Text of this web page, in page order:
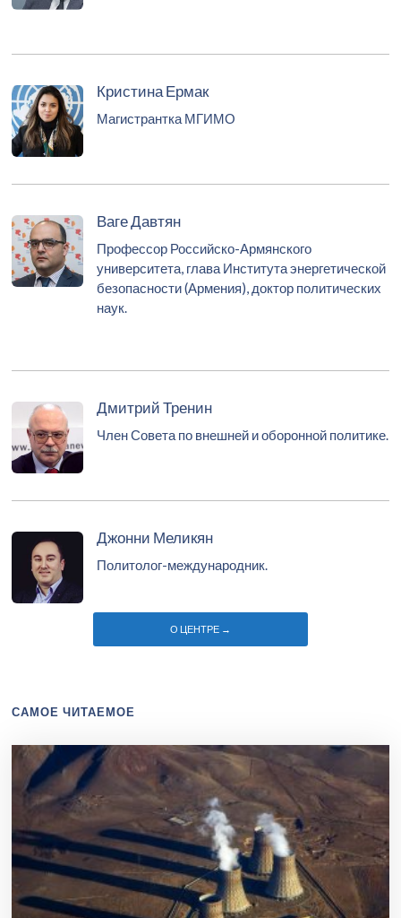
Кристина Ермак
Магистрантка МГИМО
Ваге Давтян
Профессор Российско-Армянского
университета, глава Института энергетической
безопасности (Армения), доктор политических
наук.
Дмитрий Тренин
Член Совета по внешней и оборонной политике.
Джонни Меликян
Политолог-международник.
О ЦЕНТРЕ →
САМОЕ ЧИТАЕМОЕ